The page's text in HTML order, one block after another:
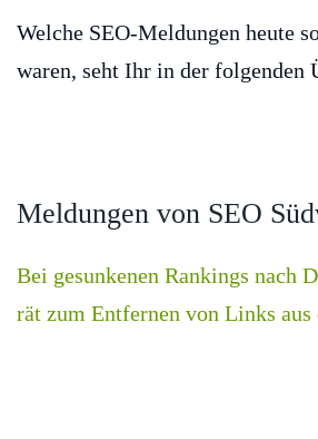
Welche SEO-Meldungen heute
waren, seht Ihr in der folgenden
Meldungen von SEO
Bei gesunkenen Rankings nach
rät zum Entfernen von Links